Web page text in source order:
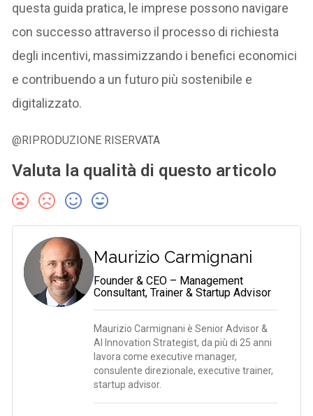
questa guida pratica, le imprese possono navigare
con successo attraverso il processo di richiesta
degli incentivi, massimizzando i benefici economici
e contribuendo a un futuro più sostenibile e
digitalizzato.
@RIPRODUZIONE RISERVATA
Valuta la qualità di questo articolo
Maurizio Carmignani
Founder & CEO – Management
Consultant, Trainer & Startup Advisor
Maurizio Carmignani è Senior Advisor &
AI Innovation Strategist, da più di 25 anni
lavora come executive manager,
consulente direzionale, executive trainer,
startup advisor.